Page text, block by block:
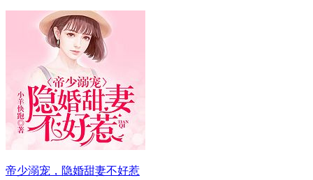
帝少溺宠，隐婚甜妻不好惹